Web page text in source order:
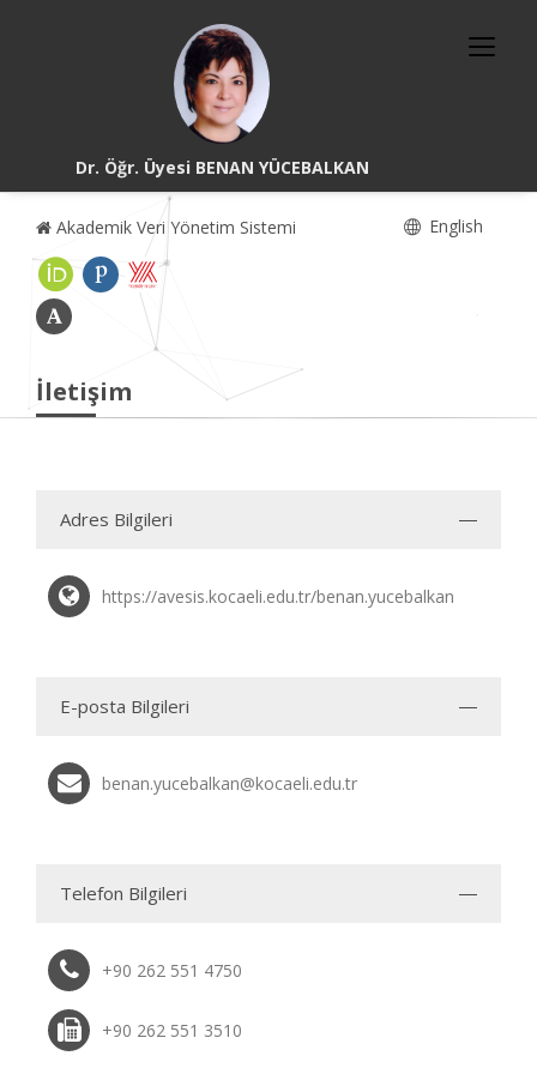
Dr. Öğr. Üyesi BENAN YÜCEBALKAN
Akademik Veri Yönetim Sistemi English
İletişim
Adres Bilgileri
https://avesis.kocaeli.edu.tr/benan.yucebalkan
E-posta Bilgileri
benan.yucebalkan@kocaeli.edu.tr
Telefon Bilgileri
+90 262 551 4750
+90 262 551 3510